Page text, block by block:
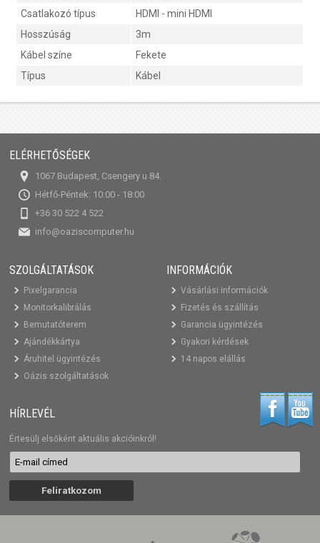
Csatlakozó típus
HDMI - mini HDMI
Hosszúság
3m
Kábel színe
Fekete
Típus
Kábel
ELÉRHETŐSÉGEK
1067 Budapest, Csengery u 84.
Hétfő-Péntek: 10:00 - 18:00
+36 30 522 4 522
info@oaziscomputer.hu
SZOLGÁLTATÁSOK
Pixelgarancia
Monitorkalibrálás
Bemutatóterem
Ajándékkártya
Áruhitel ügyintézés
Oázis szolgáltatások
INFORMÁCIÓK
Vásárlási információk
Fizetés és szállítás
Garancia ügyintézés
Gyakori kérdések
14 napos elállás
HÍRLEVÉL
Értesülj elsőként aktuális akcióinkról!